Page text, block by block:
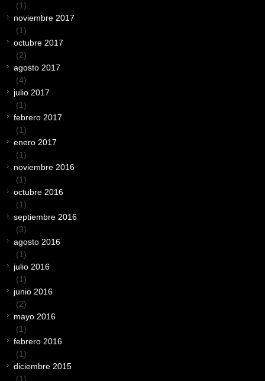
(1)
noviembre 2017
(1)
octubre 2017
(2)
agosto 2017
(4)
julio 2017
(1)
febrero 2017
(1)
enero 2017
(1)
noviembre 2016
(1)
octubre 2016
(1)
septiembre 2016
(3)
agosto 2016
(1)
julio 2016
(1)
junio 2016
(2)
mayo 2016
(1)
febrero 2016
(1)
diciembre 2015
(1)